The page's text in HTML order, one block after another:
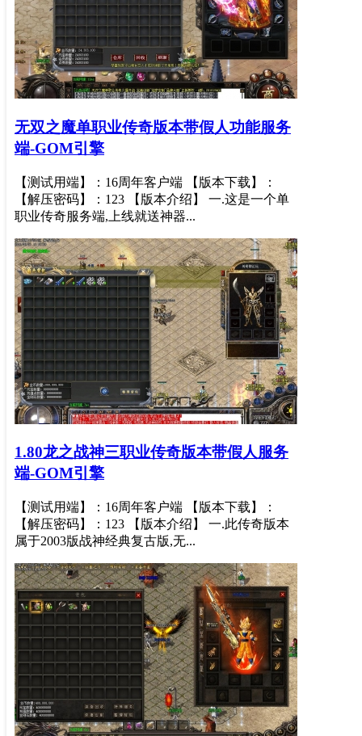
无双之魔单职业传奇版本带假人功能服务
端-GOM引擎
【测试用端】：16周年客户端 【版本下载】：
【解压密码】：123 【版本介绍】 一.这是一个单
职业传奇服务端,上线就送神器...
1.80龙之战神三职业传奇版本带假人服务
端-GOM引擎
【测试用端】：16周年客户端 【版本下载】：
【解压密码】：123 【版本介绍】 一.此传奇版本
属于2003版战神经典复古版,无...